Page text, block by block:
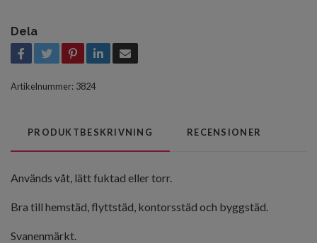
Dela
Artikelnummer: 3824
PRODUKTBESKRIVNING RECENSIONER
Används våt, lätt fuktad eller torr.
Bra till hemstäd, flyttstäd, kontorsstäd och byggstäd.
Svanenmärkt.